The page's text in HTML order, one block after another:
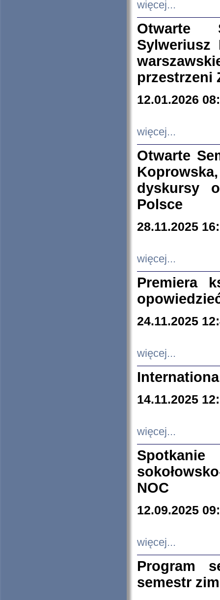
więcej...
Otwarte
Sylweriusz
przestrzeni
12.01.2026
więcej...
Otwarte
dyskursy
Polsce
28.11.2025
więcej...
Premiera
24.11.2025
więcej...
14.11.2025
więcej...
NOC
12.09.2025
więcej...
Program
semestr